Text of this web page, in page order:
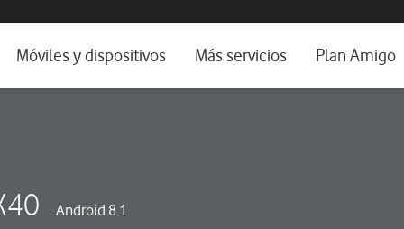
e idioma
Móviles y dispositivos Más servicios Plan Amigo
Android 8.1